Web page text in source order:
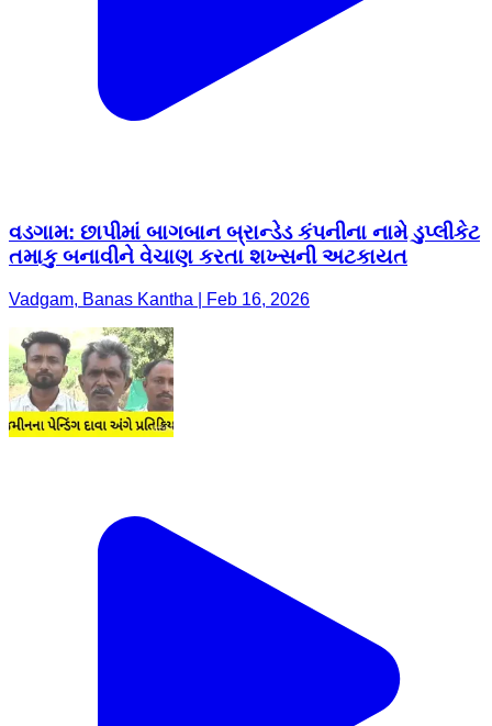
વડગામ: છાપીમાં બાગબાન બ્રાન્ડેડ કંપનીના નામે ડુપ્લીકેટ
તમાકુ બનાવીને વેચાણ કરતા શખ્સની અટકાયત
Vadgam, Banas Kantha | Feb 16, 2026